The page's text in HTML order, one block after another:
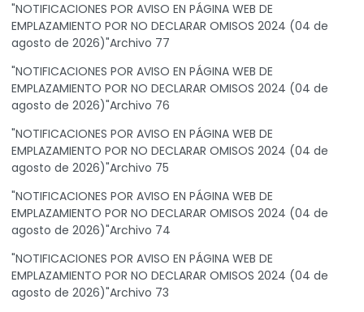
"NOTIFICACIONES POR AVISO EN PÁGINA WEB DE
EMPLAZAMIENTO POR NO DECLARAR OMISOS 2024 (04 de
agosto de 2026)"Archivo 77
"NOTIFICACIONES POR AVISO EN PÁGINA WEB DE
EMPLAZAMIENTO POR NO DECLARAR OMISOS 2024 (04 de
agosto de 2026)"Archivo 76
"NOTIFICACIONES POR AVISO EN PÁGINA WEB DE
EMPLAZAMIENTO POR NO DECLARAR OMISOS 2024 (04 de
agosto de 2026)"Archivo 75
"NOTIFICACIONES POR AVISO EN PÁGINA WEB DE
EMPLAZAMIENTO POR NO DECLARAR OMISOS 2024 (04 de
agosto de 2026)"Archivo 74
"NOTIFICACIONES POR AVISO EN PÁGINA WEB DE
EMPLAZAMIENTO POR NO DECLARAR OMISOS 2024 (04 de
agosto de 2026)"Archivo 73